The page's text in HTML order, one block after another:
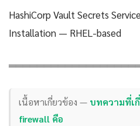
HashiCorp Vault Secrets
Installation — RHEL-based
เนื้อหาเกี่ยวข้อง — บทความที่เ
firewall คือ